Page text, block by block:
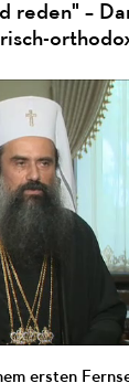
reden" –
ersten